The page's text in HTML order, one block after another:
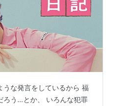
うな発言をしているから 福
ろう…とか、 いろんな犯罪